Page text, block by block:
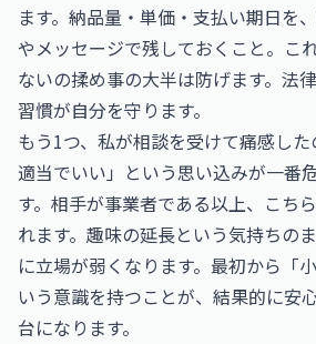
ます。納品量・単価・支払い期日を
やメッセージで残しておくこと。こ
ないの揉め事の大半は防げます。法
習慣が自分を守ります。
もう1つ、私が相談を受けて痛感し
適当でいい」という思い込みが一番
す。相手が事業者である以上、こち
れます。趣味の延長という気持ちの
に立場が弱くなります。最初から「
いう意識を持つことが、結果的に安
台になります。